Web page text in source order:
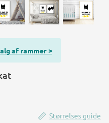
af rammer >
Størrelses guide